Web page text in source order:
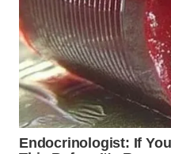
WN
BENGKULU
WN
LAMPUNG
JATENG